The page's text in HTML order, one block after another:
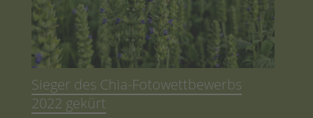
Sieger des Chia-Fotowettbewerbs
2022 gekürt